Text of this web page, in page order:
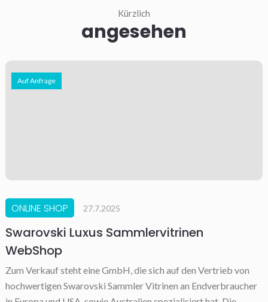
Kürzlich
angesehen
Auf Anfrage
ONLINE SHOP 27.7.2025
Swarovski Luxus Sammlervitrinen
WebShop
Zum Verkauf steht eine GmbH, die sich auf den Vertrieb von
hochwertigen Swarovski Sammler Vitrinen an Endverbraucher